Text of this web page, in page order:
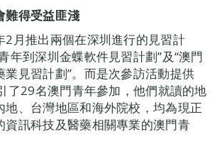
難得受益匪淺
2月推出兩個在深圳進行的見習計
年到深圳金蝶軟件見習計劃”及“澳門
業見習計劃”。而是次參訪活動提供
了29名澳門青年參加，他們就讀的地
地、台灣地區和海外院校，均為現正
資訊科技及醫藥相關專業的澳門青